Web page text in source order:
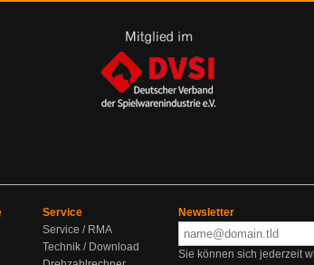
Service
Service / RMA
Technik / Download
Newsletter
Sie können sich jederzeit